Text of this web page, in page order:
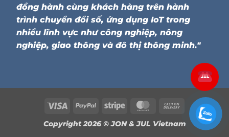
đồng hành cùng khách hàng trên hành
trình chuyển đổi số, ứng dụng IoT trong
nhiều lĩnh vực như công nghiệp, nông
nghiệp, giao thông và đô thị thông minh."
Visa PayPalStripe MasterCardCash
On
Delivery
Copyright 2026 ©JON & JUL Vietnam